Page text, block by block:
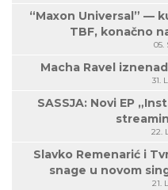
“Maxon Universal” —
TBF, konačno
05.
Macha Ravel
31.
SASSJA: Novi EP
22.
Slavko Remenarić i
snage u novom
21.